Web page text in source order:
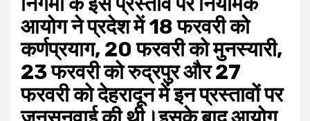
आयोग ने प्रदेश में 18 फरवरी को
कर्णप्रयाग, 20 फरवरी को मुनस्यारी,
23 फरवरी को रुद्रपुर और 27
फरवरी को देहरादून में इन प्रस्तावों पर